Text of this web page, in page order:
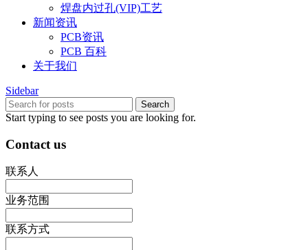
焊盘内过孔(VIP)工艺
新闻资讯
PCB资讯
PCB 百科
关于我们
Sidebar
Search
Start typing to see posts you are looking for.
Contact us
联系人
业务范围
联系方式